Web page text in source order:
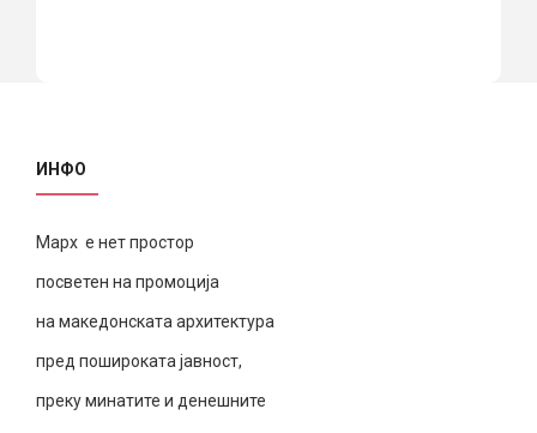
ИНФО
Марх е нет простор
посветен на промоција
на македонската архитектура
пред пошироката јавност,
преку минатите и денешните